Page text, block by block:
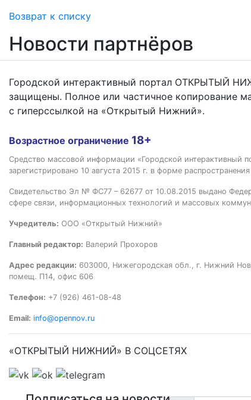
Возврат к списку
Новости партнёров
Городской интерактивный портал ОТКРЫТЫЙ
защищены. Полное или частичное копирование
с гиперссылкой на «Открытый Нижний».
Возрастное ограничение 18+
Средство массовой информации «Городской
зарегистрировано 10 августа 2015 г. в форме
Свидетельство Эл № ФС77 – 62677 от 10.08.2015 выдано
сфере связи, информационных технологий и массовых
Учредитель: ООО «Открытый Нижний»
Главный редактор: Валерий Прохоров
Адрес редакции: 603000, Нижегородская обл., г. Нижний
помещ. П14, офис 606
Телефон: +7 (926) 461-08-48
Email: info@opennov.ru
«ОТКРЫТЫЙ НИЖНИЙ» В СОЦСЕТЯХ